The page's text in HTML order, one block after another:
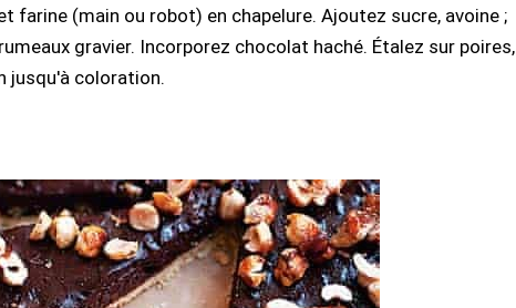
farine (main ou robot) en chapelure. Ajoutez sucre, avoine ;
gravier. Incorporez chocolat haché. Étalez sur poires,
jusqu'à coloration.